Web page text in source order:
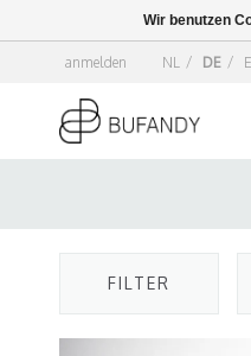
anmelden NL / DE /
FILTER
Wir benutzen